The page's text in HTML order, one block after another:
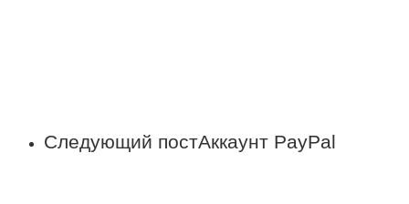
Следующий постАккаунт PayPal